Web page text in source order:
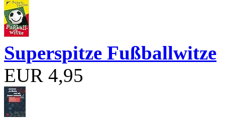
Superspitze Fußballwitze
EUR 4,95